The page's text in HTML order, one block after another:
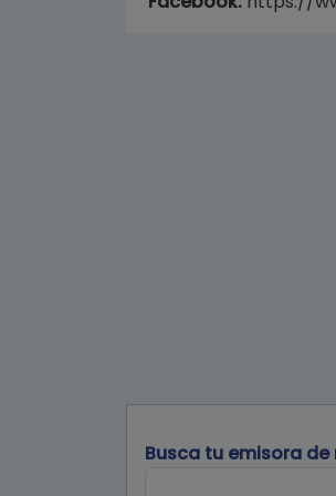
Busca tu emisora